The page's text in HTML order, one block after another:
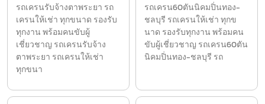
รถเครนรับจ้างตาพระยา รถ
เครนให้เช่า ทุกขนาด รองรับ
ทุกงาน พร้อมคนขับผู้
เชี่ยวชาญ รถเครนรับจ้าง
ตาพระยา รถเครนให้เช่า
ทุกขนา
รถเครน60ตันนิคมปิ่นทอง-
ชลบุรี รถเครนให้เช่า ทุกข
นาด รองรับทุกงาน พร้อมคน
ขับผู้เชี่ยวชาญ รถเครน60ตัน
นิคมปิ่นทอง-ชลบุรี รถ